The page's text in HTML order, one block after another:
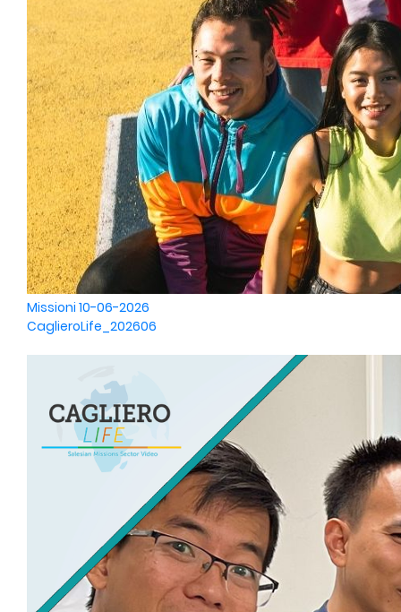
Missioni 10-06-2026
CaglieroLife_202606